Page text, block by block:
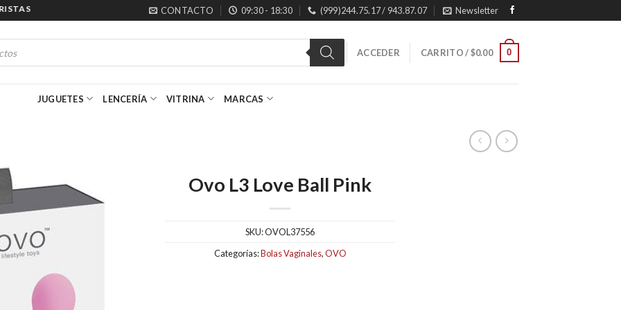
CONTACTO 09:30 - 18:30 (999)244.75.17 / 943.87.07 Newsletter
ACCEDER CARRITO /$0.00 0
JUGUETES LENCERÍA VITRINA MARCAS
Ovo L3 Love Ball Pink
SKU:OVOL37556
Categorías:Bolas Vaginales,OVO